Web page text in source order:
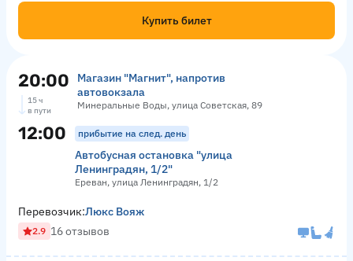
Купить билет
20:00
Магазин "Магнит", напротив
автовокзала
Минеральные Воды, улица Советская, 89
15 ч
в пути
12:00 прибытие на след. день
Автобусная остановка "улица
Ленинградян, 1/2"
Ереван, улица Ленинградян, 1/2
Перевозчик:Люкс Вояж
2.9 16 отзывов